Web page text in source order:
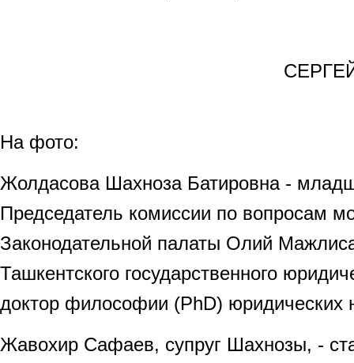
СЕРГЕЙ
На фото:
Жолдасова Шахноза Батировна -
Председатель комиссии по вопросам
Законодательной палаты Олий
Ташкентского государственного
доктор философии (PhD) юридических
Жавохир Сафаев, супруг Шахнозы, -